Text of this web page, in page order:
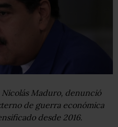
Maduro, denunció
de guerra económica
desde 2016.